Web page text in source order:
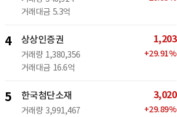
거래대금 5.3억
4 상상인증권
거래량 1,380,356
거래대금 16.6억
1,203
+29.91%
5 한국첨단소재
거래량 3,991,467
3,020
+29.89%